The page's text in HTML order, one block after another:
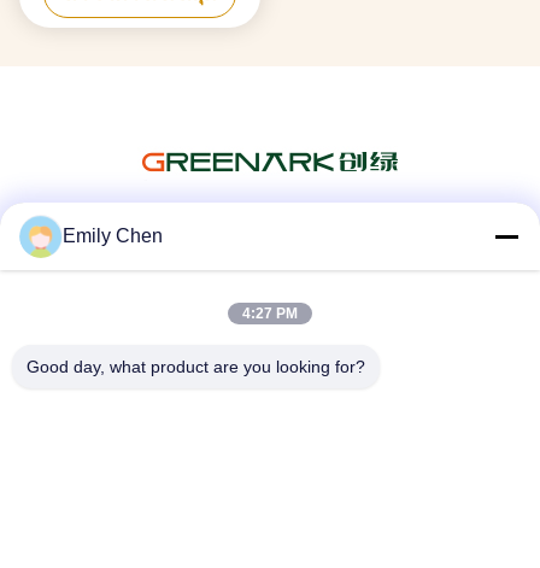
ติดต่อเร็ว
Emily Chen
4:27 PM
Good day, what product are you looking for?